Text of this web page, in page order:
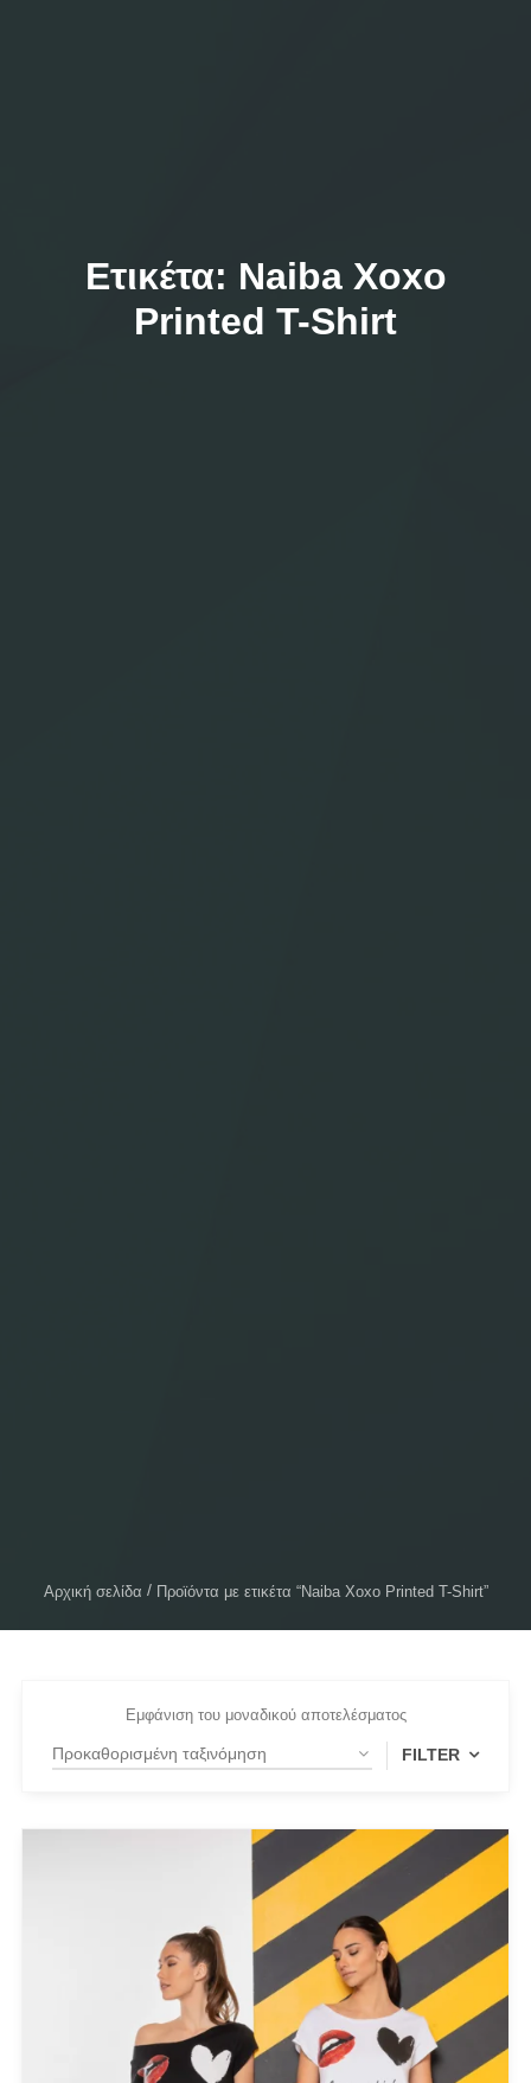
Ετικέτα: Naiba Xoxo
Printed T-Shirt
Αρχική σελίδα Προϊόντα με ετικέτα “Naiba Xoxo Printed T-Shirt”
Εμφάνιση του μοναδικού αποτελέσματος
FILTER
(1)
PRODUCT CATEGORIES
Actitude Twinset